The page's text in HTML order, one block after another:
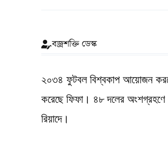
বজ্রশক্তি ডেস্ক
২০৩৪ ফুটবল বিশ্বকাপ আয়োজন
করেছে ফিফা। ৪৮ দলের অংশগ্রহণে
রিয়াদে।